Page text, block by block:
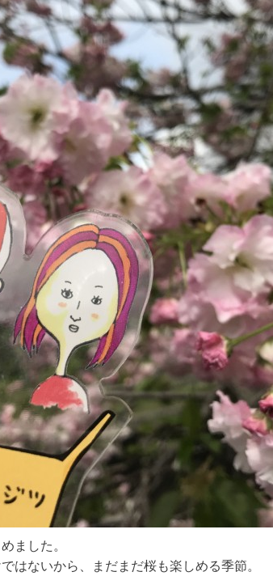
ました。
はないから、まだまだ桜も楽しめる季節。